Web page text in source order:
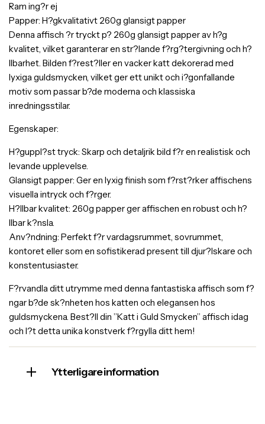
Ram ing?r ej
Papper: H?gkvalitativt 260g glansigt papper
Denna affisch ?r tryckt p? 260g glansigt papper av h?g
kvalitet, vilket garanterar en str?lande f?rg?tergivning och h?
llbarhet. Bilden f?rest?ller en vacker katt dekorerad med
lyxiga guldsmycken, vilket ger ett unikt och i?gonfallande
motiv som passar b?de moderna och klassiska
inredningsstilar.
Egenskaper:
H?guppl?st tryck: Skarp och detaljrik bild f?r en realistisk och
levande upplevelse.
Glansigt papper: Ger en lyxig finish som f?rst?rker affischens
visuella intryck och f?rger.
H?llbar kvalitet: 260g papper ger affischen en robust och h?
llbar k?nsla.
Anv?ndning: Perfekt f?r vardagsrummet, sovrummet,
kontoret eller som en sofistikerad present till djur?lskare och
konstentusiaster.
F?rvandla ditt utrymme med denna fantastiska affisch som f?
ngar b?de sk?nheten hos katten och elegansen hos
guldsmyckena. Best?ll din ”Katt i Guld Smycken” affisch idag
och l?t detta unika konstverk f?rgylla ditt hem!
Ytterligare information